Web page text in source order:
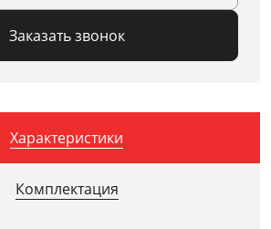
Заказать звонок
Характеристики
Комплектация